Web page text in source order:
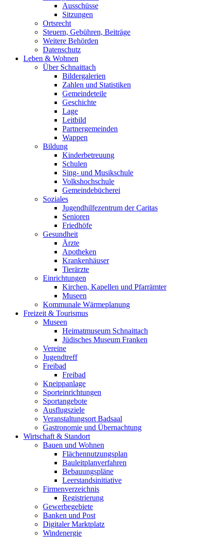
Ausschüsse
Sitzungen
Ortsrecht
Steuern, Gebühren, Beiträge
Weitere Behörden
Datenschutz
Leben & Wohnen
Über Schnaittach
Bildergalerien
Zahlen und Statistiken
Gemeindeteile
Geschichte
Lage
Leitbild
Partnergemeinden
Wappen
Bildung
Kinderbetreuung
Schulen
Sing- und Musikschule
Volkshochschule
Gemeindebücherei
Soziales
Jugendhilfezentrum der Caritas
Senioren
Friedhöfe
Gesundheit
Ärzte
Apotheken
Krankenhäuser
Tierärzte
Einrichtungen
Kirchen, Kapellen und Pfarrämter
Museen
Kommunale Wärmeplanung
Freizeit & Tourismus
Museen
Heimatmuseum Schnaittach
Jüdisches Museum Franken
Vereine
Jugendtreff
Freibad
Freibad
Kneippanlage
Sporteinrichtungen
Sportangebote
Ausflugsziele
Veranstaltungsort Badsaal
Gastronomie und Übernachtung
Wirtschaft & Standort
Bauen und Wohnen
Flächennutzungsplan
Bauleitplanverfahren
Bebauungspläne
Leerstandsinitiative
Firmenverzeichnis
Registrierung
Gewerbegebiete
Banken und Post
Digitaler Marktplatz
Windenergie